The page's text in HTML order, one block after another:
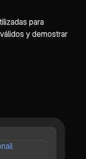
para
y demostrar